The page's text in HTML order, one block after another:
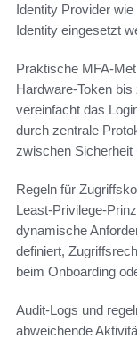
Identity Provider
Identity eingesetzt
Praktische MFA-
Hardware-Token
vereinfacht das
durch zentrale
zwischen Sicherheit
Regeln für
Least-Privilege-
dynamische
definiert,
beim Onboarding
Audit-Logs und
abweichende